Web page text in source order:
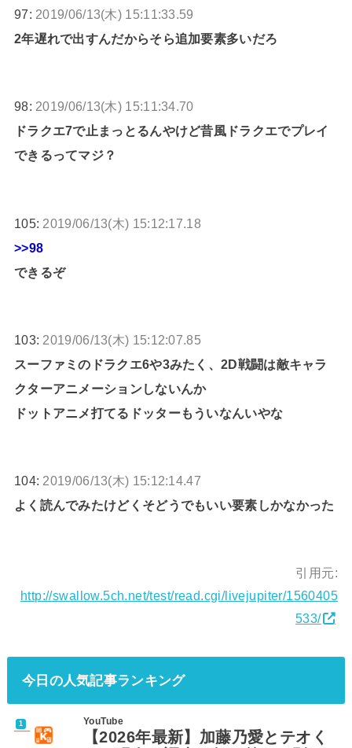
97: 2019/06/13(木) 15:11:33.59
2年遅れで出すんだからそら追加要素多いだろ
98: 2019/06/13(木) 15:11:34.70
ドラクエ7で止まっとるんやけど昔風ドラクエでプレイ
できるってマジ？
105: 2019/06/13(木) 15:12:17.18
>>98
できるぞ
103: 2019/06/13(木) 15:12:07.85
スーファミのドラクエ6や3みたく、2D戦闘は敵キャラ
クターアニメーションしないんか
ドットアニメ打てるドッターもういなんいやな
104: 2019/06/13(木) 15:12:14.47
よく読んでみたけどくそどうでもいい要素しかなかった
引用元:
http://swallow.5ch.net/test/read.cgi/livejupiter/1560405
533/
今日の人気記事ランキング
YouTube
【2026年最新】加藤乃愛とテオく